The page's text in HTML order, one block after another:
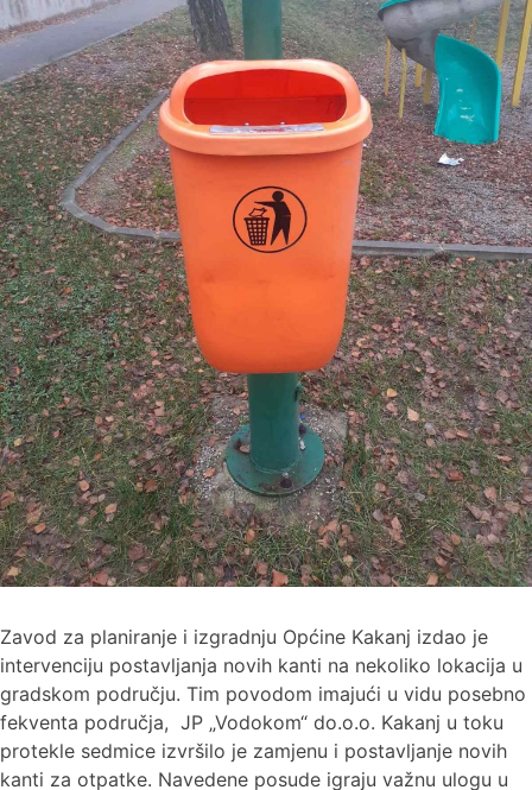
Zavod za planiranje i izgradnju Općine Kakanj izdao je
intervenciju postavljanja novih kanti na nekoliko lokacija u
gradskom području. Tim povodom imajući u vidu posebno
fekventa područja, JP „Vodokom“ do.o.o. Kakanj u toku
protekle sedmice izvršilo je zamjenu i postavljanje novih
kanti za otpatke. Navedene posude igraju važnu ulogu u